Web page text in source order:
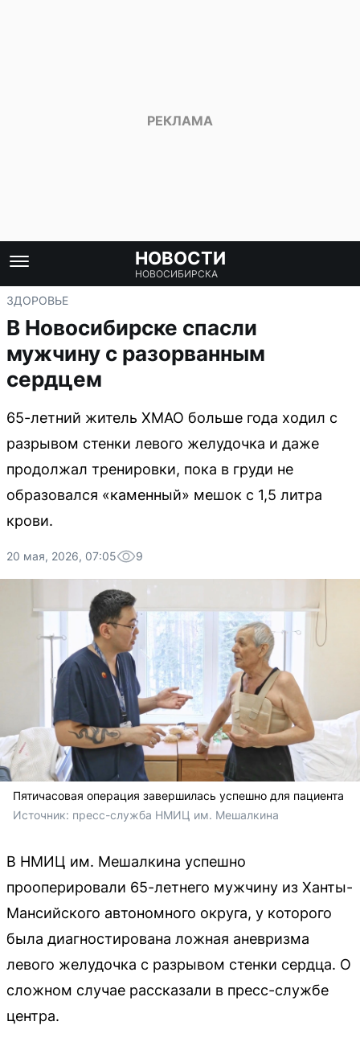
НОВОСТИ
НОВОСИБИРСКА
ЗДОРОВЬЕ
В Новосибирске спасли
мужчину с разорванным
сердцем
65-летний житель ХМАО больше года ходил с
разрывом стенки левого желудочка и даже
продолжал тренировки, пока в груди не
образовался «каменный» мешок с 1,5 литра
крови.
20 мая, 2026, 07:05 9
Пятичасовая операция завершилась успешно для пациента
Источник: пресс-служба НМИЦ им. Мешалкина
В НМИЦ им. Мешалкина успешно
прооперировали 65-летнего мужчину из Ханты-
Мансийского автономного округа, у которого
была диагностирована ложная аневризма
левого желудочка с разрывом стенки сердца. О
сложном случае рассказали в пресс-службе
центра.